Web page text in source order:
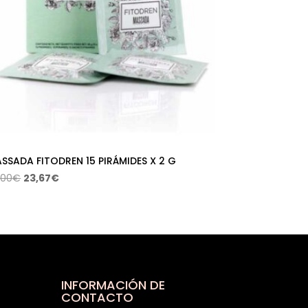
FITODREN 15 PIRÁMIDES X 2 G
€ El
23,67€El
INFORMACIÓN DE
CONTACTO